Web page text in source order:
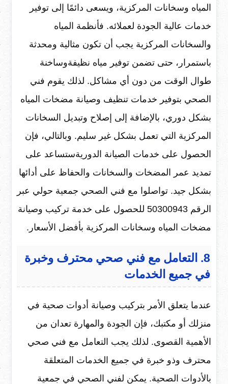
المياه وسخانات المركزية، ويسعى دائمًا إلى توفير
خدمات عالية الجودة لعملائه. فأنظمة المياه
والسخانات المركزية يجب أن تكون مثالية ومحدثة
باستمرار، حتى تضمن توفير مياه نظيفةوساخنة
طوال الوقت من دون أي مشاكل. لذلك يقوم فني
الصحي بتوفير خدمات تنظيف وصيانة مضخات المياه
بشكل دوري، بالإضافة إلى إصلاح وتبديل السخانات
المركزية التي تعمل بشكل غير سليم. وبالتالي، فإن
الحصول على خدمات الصيانة الدوريةستساعد على
تمديد عمر المضخات والسخانات والحفاظ على أدائها
بشكل جيد. تواصلوا مع فني الصحي جمعية حولي عبر
الرقم 50300943 للحصول على خدمة تركيب وصيانة
مضخات المياه وسخانات المركزية بأفضل الأسعار.
8. التعامل مع فني صحي محترف وخبرة
في جميع الخدمات
عندما يتعلق الأمر بتركيب وصيانة أدوات صحية في
منزلك أو مكتبك، فإن الجودة والمهارة تعدان من
الأهمية القصوى. لذلك يجب التعامل مع فني صحي
محترف وذو خبرة في جميع الخدمات المتعلقة
بالأدوات الصحية. يمكن لفني الصحي في جمعية